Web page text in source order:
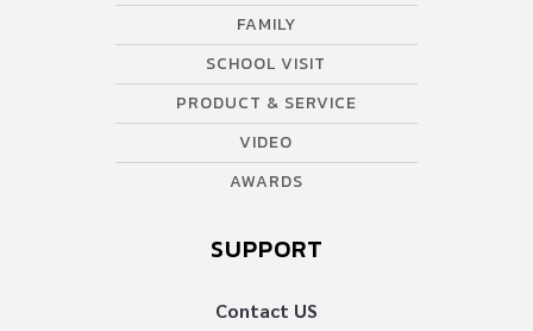
FAMILY
SCHOOL VISIT
PRODUCT & SERVICE
VIDEO
AWARDS
SUPPORT
Contact US